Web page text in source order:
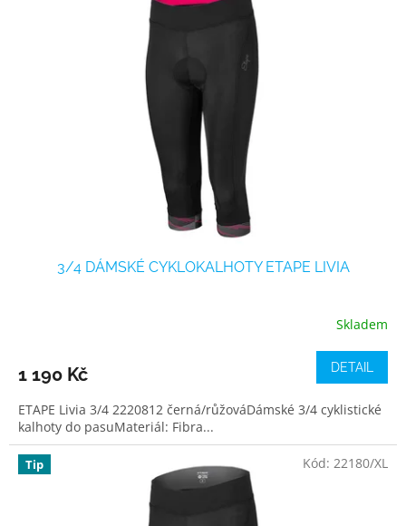
3/4 DÁMSKÉ CYKLOKALHOTY ETAPE LIVIA
Skladem
1 190 Kč DETAIL
ETAPE Livia 3/4 2220812 černá/růžováDámské 3/4 cyklistické
kalhoty do pasuMateriál: Fibra...
Tip Kód: 22180/XL